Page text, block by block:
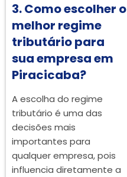
3. Como escolher o
melhor regime
tributário para
sua empresa em
Piracicaba?
A escolha do regime
tributário é uma das
decisões mais
importantes para
qualquer empresa, pois
influencia diretamente a